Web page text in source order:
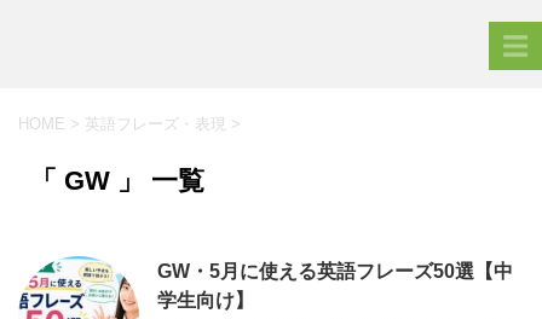
HOME > 英語フレーズ・表現 >
「 GW 」 一覧
GW・5月に使える英語フレーズ50選【中
学生向け】